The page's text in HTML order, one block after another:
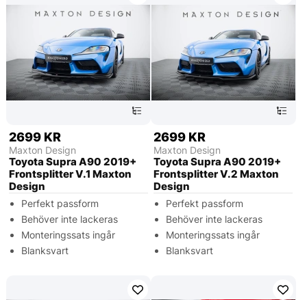
2699 KR
Maxton Design
Toyota Supra A90 2019+
Frontsplitter V.1 Maxton
Design
Perfekt passform
Behöver inte lackeras
Monteringssats ingår
Blanksvart
2699 KR
Maxton Design
Toyota Supra A90 2019+
Frontsplitter V.2 Maxton
Design
Perfekt passform
Behöver inte lackeras
Monteringssats ingår
Blanksvart